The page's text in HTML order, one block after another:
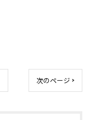
次のページ >